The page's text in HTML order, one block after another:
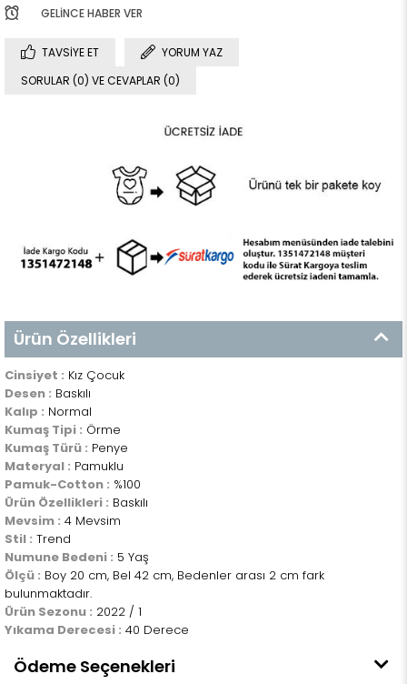
GELINCE HABER VER
TAVSIYE ET
YORUM YAZ
SORULAR (0) VE CEVAPLAR (0)
Ürün Özellikleri
Cinsiyet : Kız Çocuk
Desen : Baskılı
Kalıp : Normal
Kumaş Tipi : Örme
Kumaş Türü : Penye
Materyal : Pamuklu
Pamuk-Cotton : %100
Ürün Özellikleri : Baskılı
Mevsim : 4 Mevsim
Stil : Trend
Numune Bedeni : 5 Yaş
Ölçü : Boy 20 cm, Bel 42 cm, Bedenler arası 2 cm fark
bulunmaktadır.
Ürün Sezonu : 2022 / 1
Yıkama Derecesi : 40 Derece
Ödeme Seçenekleri